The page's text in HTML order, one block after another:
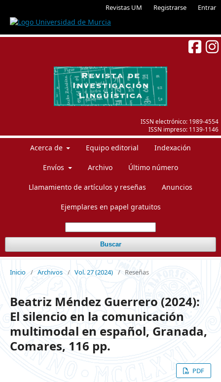
Revistas UM Registrarse Entrar
ISSN electrónico: 1989-4554
ISSN impreso: 1139-1146
Acerca de Equipo editorial Indexación
Envíos Archivo Último número
Llamamiento de artículos y reseñas Anuncios
Ejemplares en papel gratuitos
Buscar
Inicio / Archivos / Vol. 27 (2024) / Reseñas
Beatriz Méndez Guerrero (2024):
El silencio en la comunicación
multimodal en español, Granada,
Comares, 116 pp.
PDF